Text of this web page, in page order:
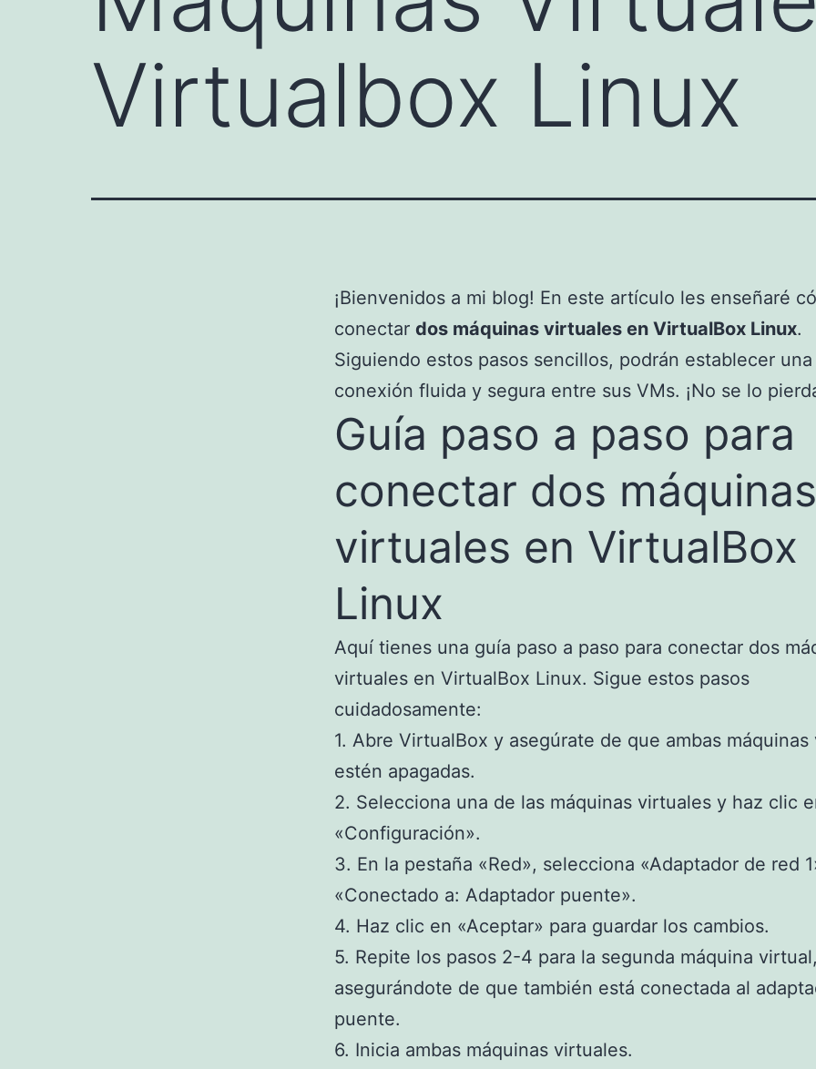
Virtualbox Linux
¡Bienvenidos a mi blog! En este artículo les enseñaré
conectar dos máquinas virtuales en VirtualBox Linux.
Siguiendo estos pasos sencillos, podrán establecer una
conexión fluida y segura entre sus VMs. ¡No se lo
Guía paso a paso para
conectar dos máquinas
virtuales en VirtualBox
Linux
Aquí tienes una guía paso a paso para conectar dos
virtuales en VirtualBox Linux. Sigue estos pasos
cuidadosamente:
1. Abre VirtualBox y asegúrate de que ambas
estén apagadas.
2. Selecciona una de las máquinas virtuales y haz clic
«Configuración».
3. En la pestaña «Red», selecciona «Adaptador de red
«Conectado a: Adaptador puente».
4. Haz clic en «Aceptar» para guardar los cambios.
5. Repite los pasos 2-4 para la segunda máquina
asegurándote de que también está conectada al
puente.
6. Inicia ambas máquinas virtuales.